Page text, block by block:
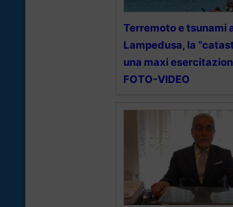
Terremoto e tsunami
Lampedusa, la
una maxi
FOTO-VIDEO